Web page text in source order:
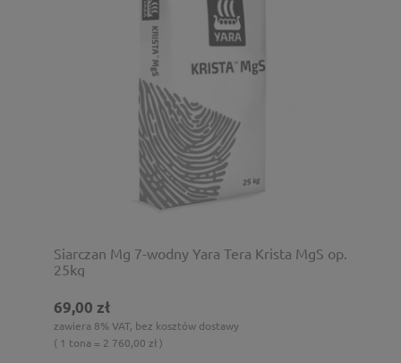
Siarczan Mg 7-wodny Yara Tera Krista MgS op.
25kg
69,00 zł
zawiera 8% VAT, bez kosztów dostawy
( 1 tona = 2 760,00 zł )